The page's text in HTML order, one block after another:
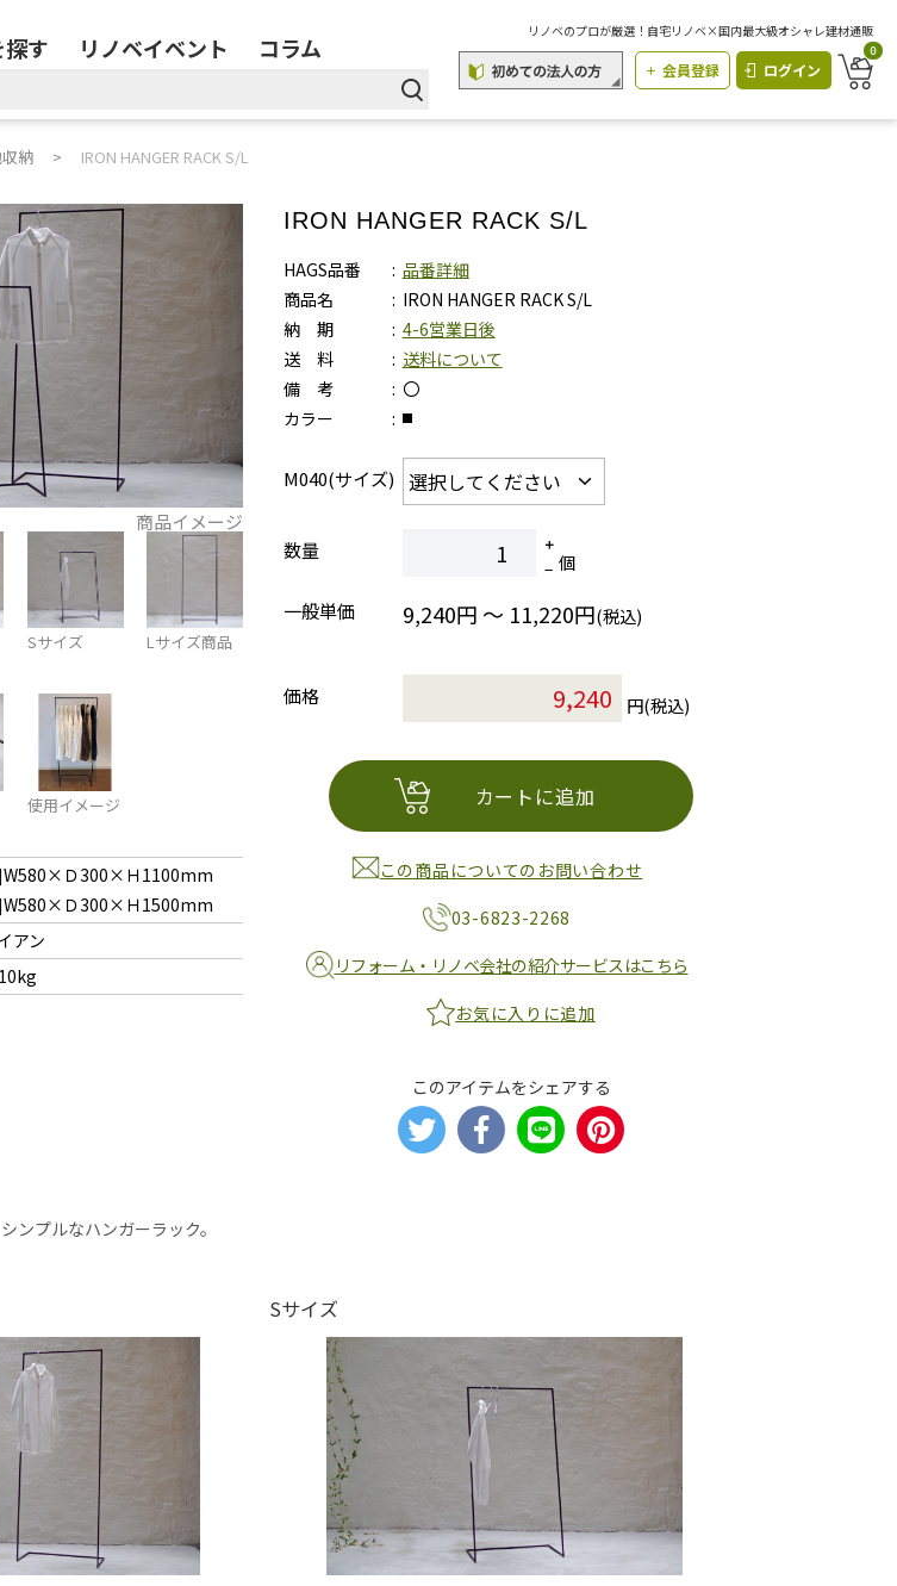
す リノベイベント コラム
リノベのプロが厳選！自宅リノベ×国内最大級オシャレ建材通販
会員登録 ログイン
0
納 IRON HANGER RACK S/L
商品イメージ
Sサイズ Lサイズ商品
使用イメージ
Ｄ300×Ｈ1100mm
Ｄ300×Ｈ1500mm
アン
IRON HANGER RACK S/L
HAGS品番
品番詳細
商品名
IRON HANGER RACK S/L
納 期
4-6営業日後
送 料
送料について
備 考
〇
カラー
M040(サイズ)
数量
個
一般単価
9,240円 ～ 11,220円(税込)
価格 円(税込)
カートに追加
この商品についてのお問い合わせ
03-6823-2268
リフォーム・リノベ会社の紹介サービスはこちら
お気に入りに追加
このアイテムをシェアする
ンプルなハンガーラック。
Sサイズ